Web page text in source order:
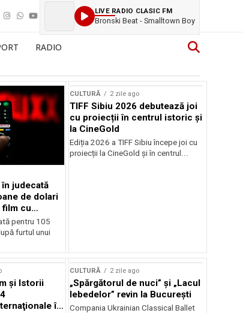
LIVE RADIO CLASIC FM
Bronski Beat - Smalltown Boy
RADIO
judecată
de dolari
film cu
pentru 105
furtul unui
CULTURĂ 2 zile ago
TIFF Sibiu 2026 debutează joi
cu proiecții în centrul istoric și
la CineGold
Ediția 2026 a TIFF Sibiu începe joi cu
proiecții la CineGold și în centrul...
şi Istorii
în
CULTURĂ 2 zile ago
„Spărgătorul de nuci” și „Lacul
lebedelor” revin la București
Compania Ukrainian Classical Ballet